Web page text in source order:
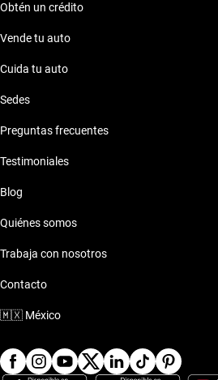
Obtén un crédito
Vende tu auto
Cuida tu auto
Sedes
Preguntas frecuentes
Testimoniales
Blog
Quiénes somos
Trabaja con nosotros
Contacto
🇲🇽 México